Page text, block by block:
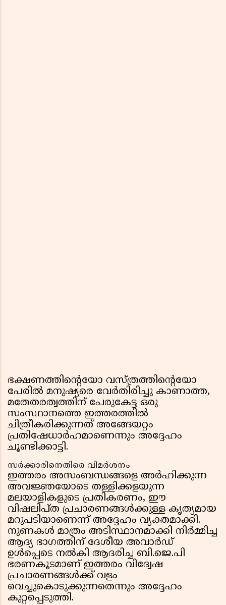
ഭക്ഷണത്തിന്റെയോ വസ്ത്രത്തിന്റെയോ
പേരിൽ മനുഷ്യരെ വേർതിരിച്ചു കാണാത്ത,
മതേതരത്വത്തിന് പേരുകേട്ട ഒരു
സംസ്ഥാനത്തെ ഇത്തരത്തിൽ
ചിത്രീകരിക്കുന്നത് അങ്ങേയറ്റം
പ്രതിഷേധാർഹമാണെന്നും അദ്ദേഹം
ചൂണ്ടിക്കാട്ടി.
സർക്കാരിനെതിരെ വിമർശനം
ഇത്തരം അസംബന്ധങ്ങളെ അർഹിക്കുന്ന
അവജ്ഞയോടെ തള്ളിക്കളയുന്ന
മലയാളികളുടെ പ്രതികരണം, ഈ
വിഷലിപ്ത പ്രചാരണങ്ങൾക്കുള്ള കൃത്യമായ
മറുപടിയാണെന്ന് അദ്ദേഹം വ്യക്തമാക്കി.
നുണകൾ മാത്രം അടിസ്ഥാനമാക്കി നിർമ്മിച്ച
ആദ്യ ഭാഗത്തിന് ദേശീയ അവാർഡ്
ഉൾപ്പെടെ നൽകി ആദരിച്ച ബി.ജെ.പി
ഭരണകൂടമാണ് ഇത്തരം വിദ്വേഷ
പ്രചാരണങ്ങൾക്ക് വളം
വെച്ചുകൊടുക്കുന്നതെന്നും അദ്ദേഹം
കുറ്റപ്പെടുത്തി.